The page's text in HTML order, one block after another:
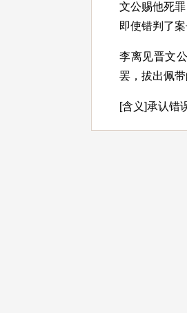
文公赐他死
即使错判了
李离见晋文
罢，拔出佩带
[含义]承认错